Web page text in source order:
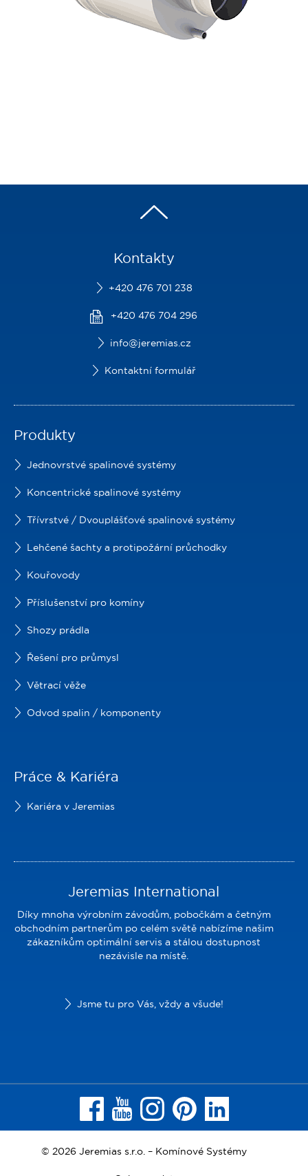
Kontakty
+420 476 701 238
+420 476 704 296
info@jeremias.cz
Kontaktní formulář
Produkty
Jednovrstvé spalinové systémy
Koncentrické spalinové systémy
Třívrstvé / Dvouplášťové spalinové systémy
Lehčené šachty a protipožární průchodky
Kouřovody
Příslušenství pro komíny
Shozy prádla
Řešení pro průmysl
Větrací věže
Odvod spalin / komponenty
Práce & Kariéra
Kariéra v Jeremias
Jeremias International
Díky mnoha výrobním závodům, pobočkám a četným
obchodním partnerům po celém světě nabízíme našim
zákazníkům optimální servis a stálou dostupnost
nezávisle na místě.
Jsme tu pro Vás, vždy a všude!
© 2026 Jeremias s.r.o. – Komínové Systémy